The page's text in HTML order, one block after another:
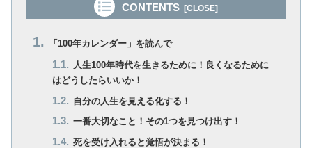
CONTENTS
「100年カレンダー」を読んで
人生100年時代を生きるために！良くなるために
はどうしたらいいか！
自分の人生を見える化する！
一番大切なこと！その1つを見つけ出す！
死を受け入れると覚悟が決まる！